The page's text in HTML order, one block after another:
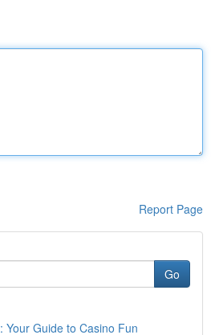
Report Page
Go
Your Guide to Casino Fun